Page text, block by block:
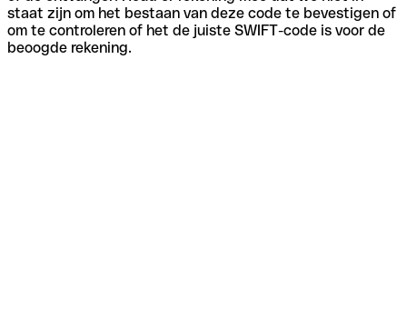
staat zijn om het bestaan van deze code te bevestigen of
om te controleren of het de juiste SWIFT-code is voor de
beoogde rekening.